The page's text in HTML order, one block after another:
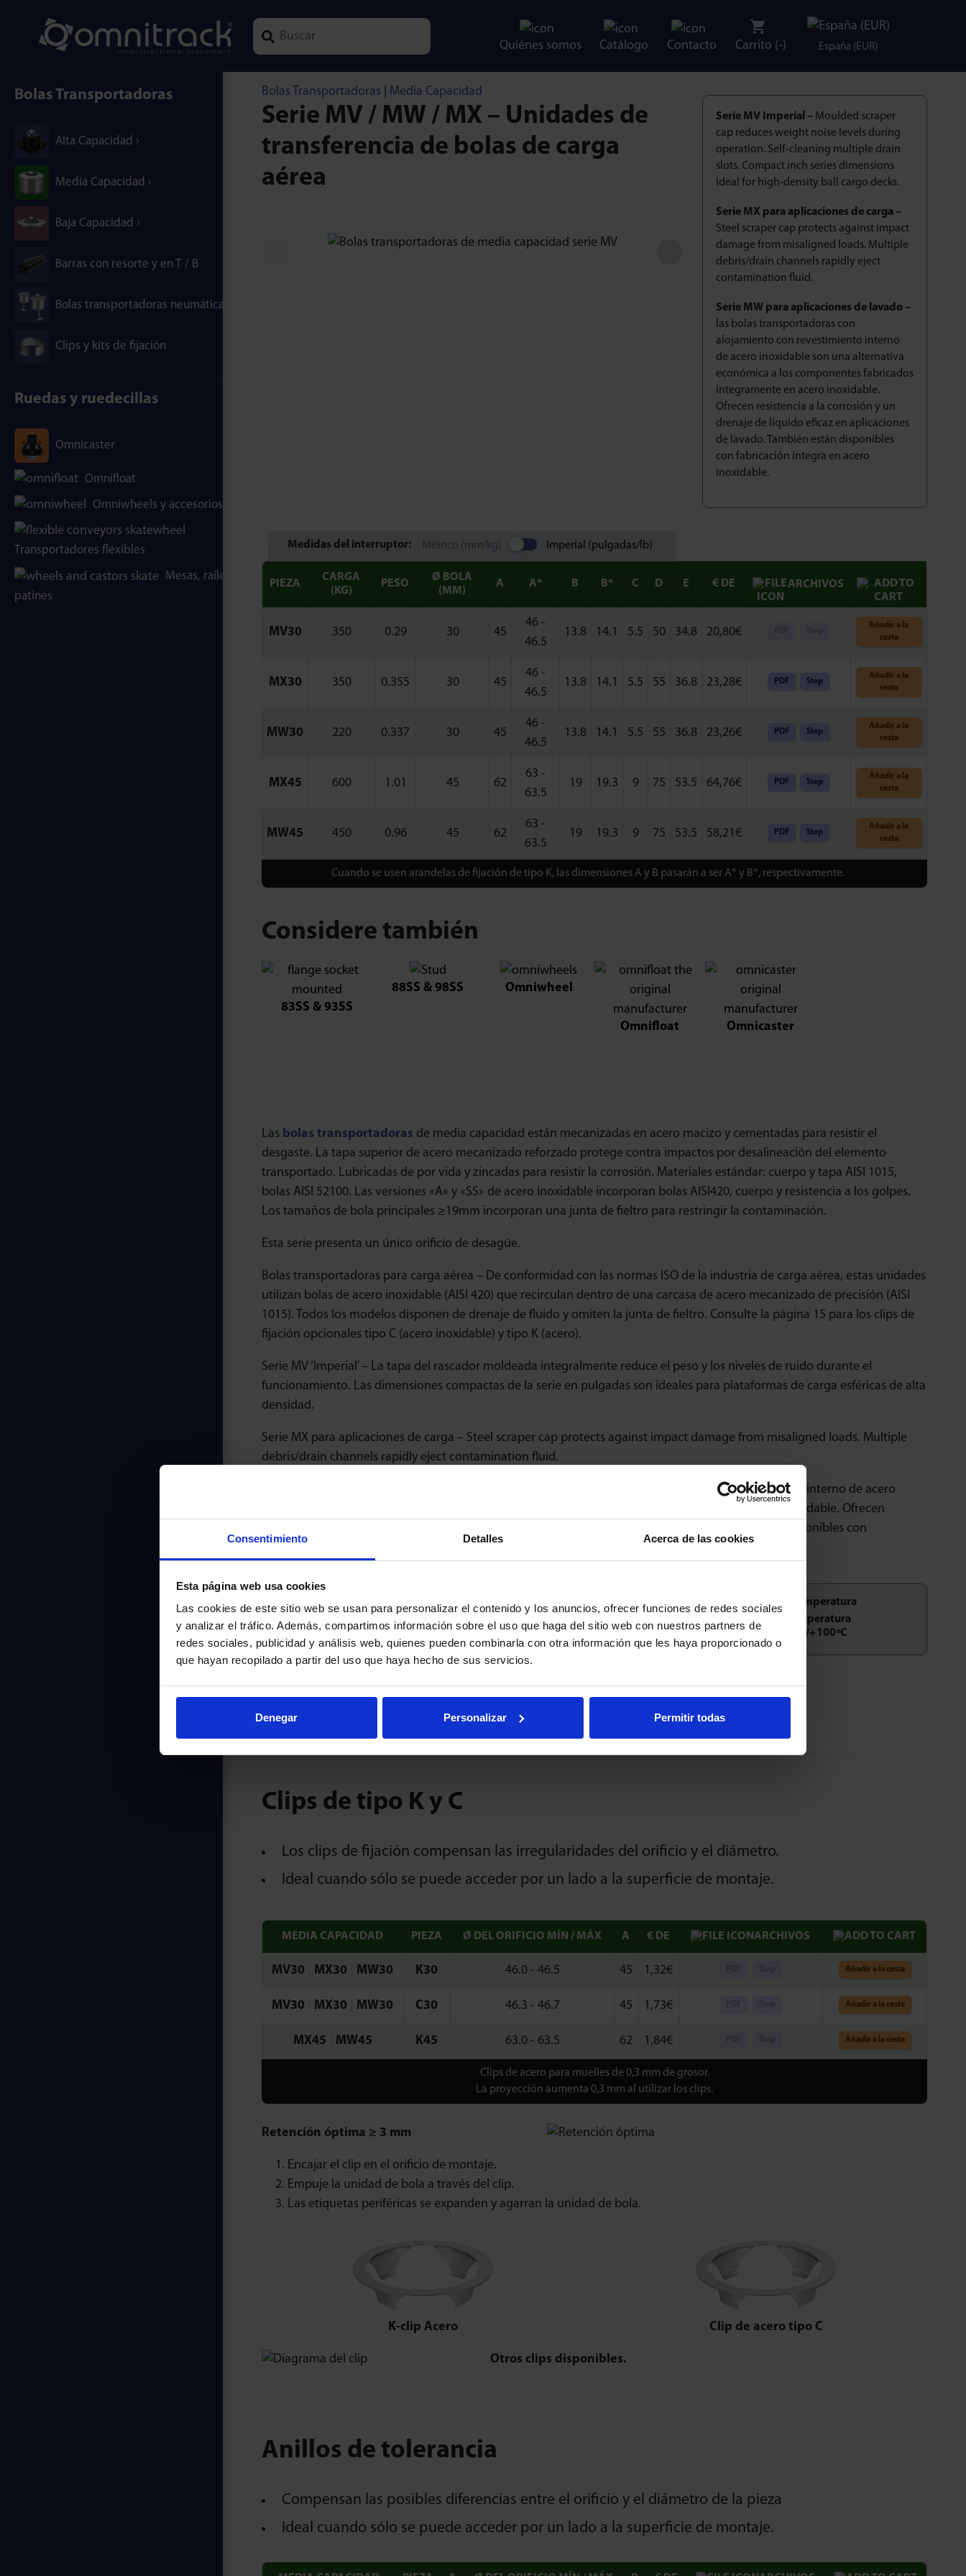
Consentimiento Detalles Acerca de las cookies
Esta página web usa cookies
Las cookies de este sitio web se usan para personalizar el contenido y los anuncios, ofrecer funciones de redes sociales
y analizar el tráfico. Además, compartimos información sobre el uso que haga del sitio web con nuestros partners de
redes sociales, publicidad y análisis web, quienes pueden combinarla con otra información que les haya proporcionado o
que hayan recopilado a partir del uso que haya hecho de sus servicios.
Denegar Personalizar Permitir todas
Quiénes somos Catálogo Contacto Carrito (-) España (EUR)
Bolas Transportadoras
Alta Capacidad
Media Capacidad
Baja Capacidad
Barras con resorte y en T / B
Bolas transportadoras neumáticas
Clips y kits de fijación
Ruedas y ruedecillas
Omnicaster
Omnifloat
Omniwheels y accesorios
Transportadores flexibles
Mesas, raíles y
patines
Bolas Transportadoras Media Capacidad
Serie MV / MW / MX – Unidades de
transferencia de bolas de carga
aérea
Serie MV Imperial – Moulded scraper
cap reduces weight noise levels during
operation. Self-cleaning multiple drain
slots. Compact inch series dimensions
ideal for high-density ball cargo decks.
Serie MX para aplicaciones de carga –
Steel scraper cap protects against impact
damage from misaligned loads. Multiple
debris/drain channels rapidly eject
contamination fluid.
Serie MW para aplicaciones de lavado –
las bolas transportadoras con
alojamiento con revestimiento interno
de acero inoxidable son una alternativa
económica a los componentes fabricados
íntegramente en acero inoxidable.
Ofrecen resistencia a la corrosión y un
drenaje de líquido eficaz en aplicaciones
de lavado. También están disponibles
con fabricación íntegra en acero
inoxidable.
Medidas del interruptor: Métrico (mm/kg) Imperial (pulgadas/lb)
PIEZA
CARGA
(KG)
PESO
Ø BOLA
(MM)
A A* B B* C D E € DE ARCHIVOS
MV30 350 0.29 30 45
46 -
46.5
13.8 14.1 5.5 50 34.8 20,80€
Añadir a la
cesta
MX30 350 0.355 30 45
46 -
46.5
13.8 14.1 5.5 55 36.8 23,28€ PDF Step
Añadir a la
cesta
MW30 220 0.337 30 45
46 -
46.5
13.8 14.1 5.5 55 36.8 23,26€ PDF Step
Añadir a la
cesta
MX45 600 1.01 45 62
63 -
63.5
19 19.3 9 75 53.5 64,76€ PDF Step
Añadir a la
cesta
MW45 450 0.96 45 62
63 -
63.5
19 19.3 9 75 53.5 58,21€ PDF Step
Añadir a la
cesta
Cuando se usen arandelas de fijación de tipo K, las dimensiones A y B pasarán a ser A* y B*, respectivamente.
Considere también
83SS & 93SS
88SS & 98SS Omniwheel
Omnifloat Omnicaster
Las bolas transportadoras de media capacidad están mecanizadas en acero macizo y cementadas para resistir el
desgaste. La tapa superior de acero mecanizado reforzado protege contra impactos por desalineación del elemento
transportado. Lubricadas de por vida y zincadas para resistir la corrosión. Materiales estándar: cuerpo y tapa AISI 1015,
bolas AISI 52100. Las versiones «A» y «SS» de acero inoxidable incorporan bolas AISI420, cuerpo y resistencia a los golpes.
Los tamaños de bola principales ≥19mm incorporan una junta de fieltro para restringir la contaminación.
Esta serie presenta un único orificio de desagüe.
Bolas transportadoras para carga aérea – De conformidad con las normas ISO de la industria de carga aérea, estas unidades
utilizan bolas de acero inoxidable (AISI 420) que recirculan dentro de una carcasa de acero mecanizado de precisión (AISI
1015). Todos los modelos disponen de drenaje de fluido y omiten la junta de fieltro. Consulte la página 15 para los clips de
fijación opcionales tipo C (acero inoxidable) y tipo K (acero).
Serie MV ‘Imperial’ – La tapa del rascador moldeada integralmente reduce el peso y los niveles de ruido durante el
funcionamiento. Las dimensiones compactas de la serie en pulgadas son ideales para plataformas de carga esféricas de alta
densidad.
Serie MX para aplicaciones de carga – Steel scraper cap protects against impact damage from misaligned loads. Multiple
debris/drain channels rapidly eject contamination fluid.
Serie MW para aplicaciones de lavado – las bolas transportadoras con alojamiento con revestimiento interno de acero
inoxidable son una alternativa económica a los componentes fabricados íntegramente en acero inoxidable. Ofrecen
resistencia a la corrosión y un drenaje de líquido eficaz en aplicaciones de lavado. También están disponibles con
Baja fricción
1 : 0,02
Velocidad
1.5m/sec
Temperatura
-30/+100ºC
Resistencia a los golpes Orientación Horizontal / Arriba
Clips de tipo K y C
Los clips de fijación compensan las irregularidades del orificio y el diámetro.
Ideal cuando sólo se puede acceder por un lado a la superficie de montaje.
MEDIA CAPACIDAD PIEZA Ø DEL ORIFICIO MÍN / MÁX A € DE ARCHIVOS
MV30 MX30 MW30 K30 46.0 - 46.5 45 1,32€ Añadir a la cesta
MV30 MX30 MW30 C30 46.3 - 46.7 45 1,73€ Añadir a la cesta
MX45 MW45 K45 63.0 - 63.5 62 1,84€ Añadir a la cesta
Clips de acero para muelles de 0,3 mm de grosor.
La proyección aumenta 0,3 mm al utilizar los clips.
Retención óptima ≥ 3 mm
Encajar el clip en el orificio de montaje.
Empuje la unidad de bola a través del clip.
Las etiquetas periféricas se expanden y agarran la unidad de bola.
K-clip Acero Clip de acero tipo C
Otros clips disponibles.
Anillos de tolerancia
Compensan las posibles diferencias entre el orificio y el diámetro de la pieza
Ideal cuando sólo se puede acceder por un lado a la superficie de montaje.